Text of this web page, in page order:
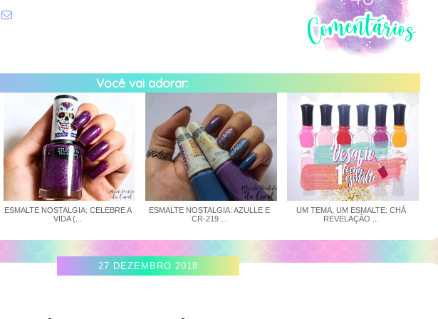
Você vai adorar:
ESMALTE NOSTALGIA: CELEBRE A
VIDA (...
ESMALTE NOSTALGIA: AZULLE E
CR-219 ...
UM TEMA, UM ESMALTE: CHÁ
REVELAÇÃO ...
27 DEZEMBRO 2018